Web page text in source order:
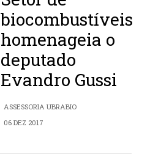
biocombustíveis
homenageia o
deputado
Evandro Gussi
ASSESSORIA UBRABIO
06 DEZ 2017